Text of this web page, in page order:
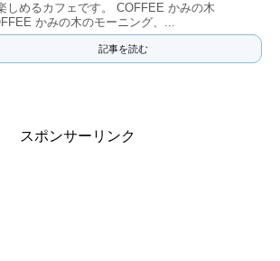
しめるカフェです。 COFFEE かみの木
かみの木のモーニング、...
記事を読む
スポンサーリンク